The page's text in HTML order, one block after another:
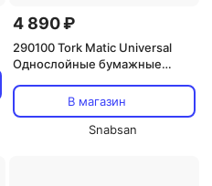
4 890 ₽
290100 Tork Matic Universal
Однослойные бумажные
В магазин
Snabsan